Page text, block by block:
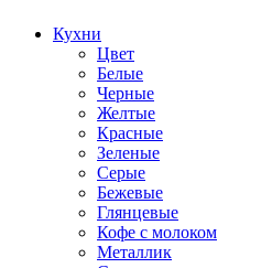
Кухни
Цвет
Белые
Черные
Желтые
Красные
Зеленые
Серые
Бежевые
Глянцевые
Кофе с молоком
Металлик